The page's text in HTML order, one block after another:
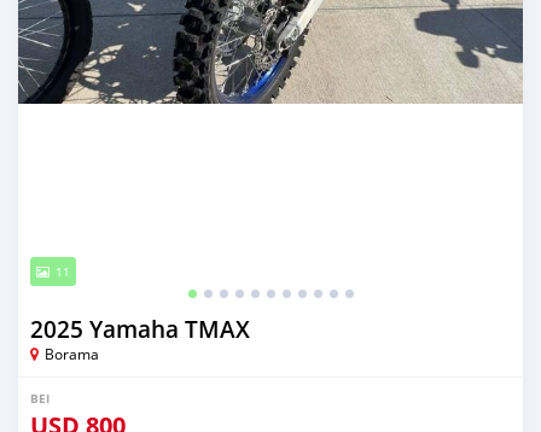
11
2025 Yamaha TMAX
Borama
BEI
USD 800